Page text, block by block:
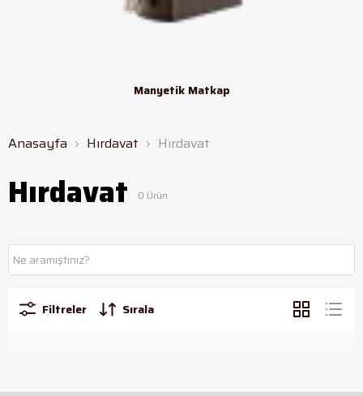
Manyetik Matkap
Anasayfa Hırdavat Hırdavat
Hırdavat 0 Ürün
Filtreler Sırala